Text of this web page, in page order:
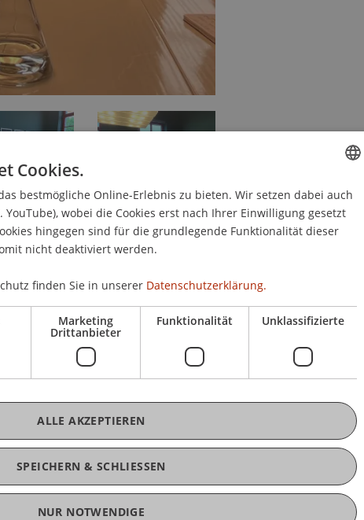
und Liechtenstein mit Sitz in
sowie die Universität.
BSc BWL und MSc
Interesse
einen Empfang im
GERMAN
ENGLISH
Cookies.
bestmögliche Online-Erlebnis zu bieten. Wir setzen dabei auch
wobei die Cookies erst nach Ihrer Einwilligung gesetzt
hingegen sind für die grundlegende Funktionalität dieser
nicht deaktiviert werden.
finden Sie in unserer Datenschutzerklärung.
Marketing
Drittanbieter
Funktionalität Unklassifizierte
SPEICHERN & SCHLIESSEN
ALLE AKZEPTIEREN
NUR NOTWENDIGE